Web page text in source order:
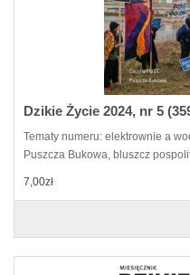
Dzikie Życie 2024, nr 5
Tematy numeru: elektrownie a
Puszcza Bukowa, bluszcz
7,00zł